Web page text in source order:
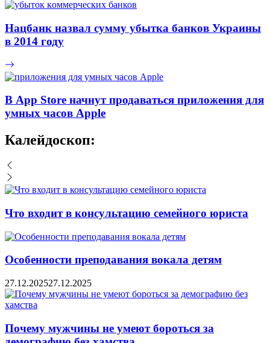
Нацбанк назвал сумму убытка банков Украины
в 2014 году
В App Store начнут продаваться приложения для
умных часов Apple
Калейдоскоп:
Что входит в консультацию семейного юриста
Особенности преподавания вокала детям
27.12.202527.12.2025
Почему мужчины не умеют бороться за